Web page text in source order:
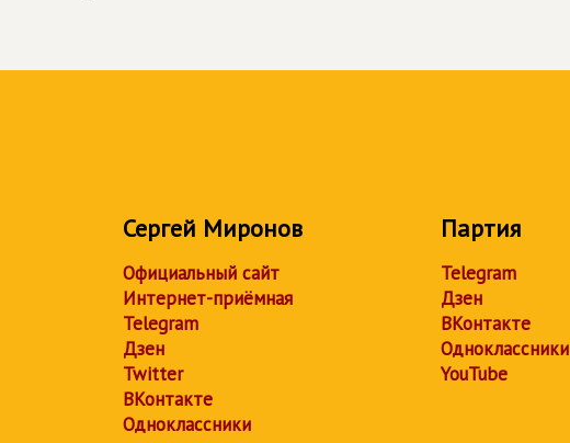
Сергей Миронов
Официальный сайт
Интернет-приёмная
Telegram
Дзен
Twitter
ВКонтакте
Одноклассники
Партия
Telegram
Дзен
ВКонтакте
Одноклассники
YouTube